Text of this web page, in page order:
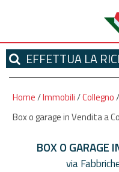
EFFETTUALA
Home/Immobili/Collegno
Box o garage in Vendita a
BOX O GARAGE
via